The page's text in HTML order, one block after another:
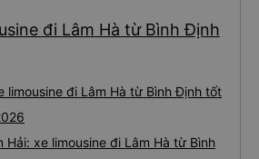
đi Lâm Hà từ Bình Định
limousine đi Lâm Hà từ Bình Định tốt
Hải: xe limousine đi Lâm Hà từ Bình